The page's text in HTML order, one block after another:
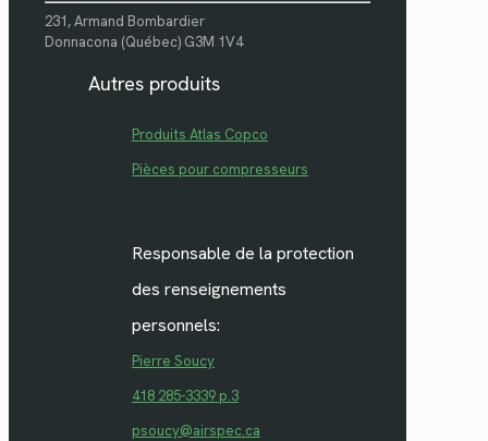
231, Armand Bombardier
Donnacona (Québec) G3M 1V4
Autres produits
Produits Atlas Copco
Pièces pour compresseurs
Responsable de la protection
des renseignements
personnels:
Pierre Soucy
418 285-3339 p.3
psoucy@airspec.ca